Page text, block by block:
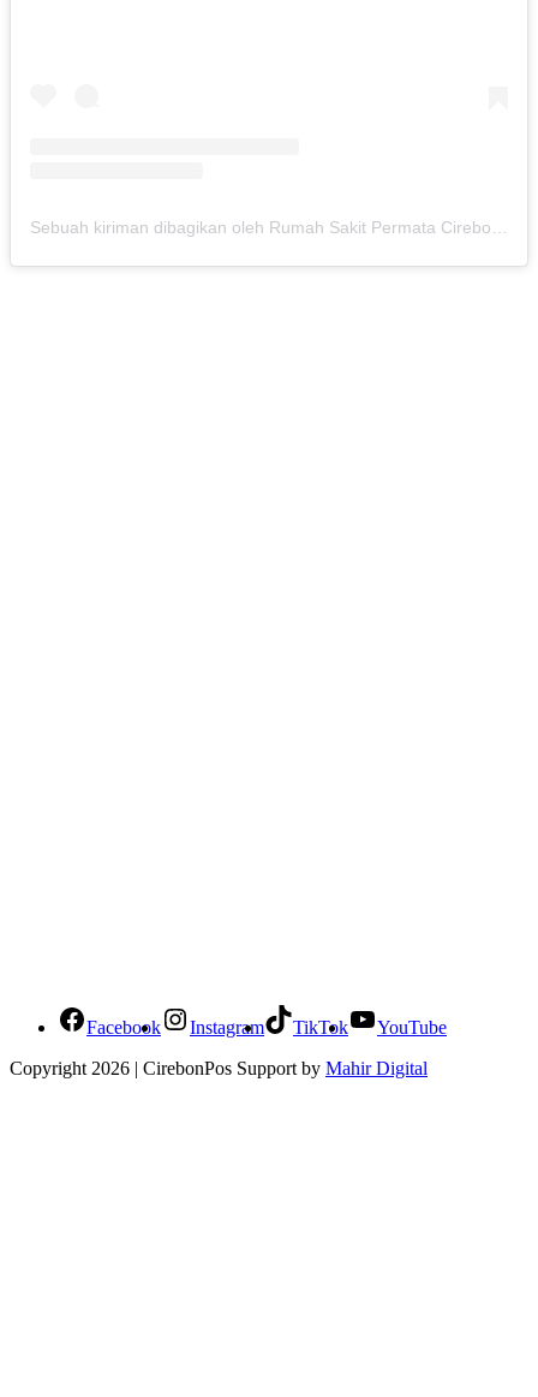
Facebook Instagram TikTok
YouTube
Copyright 2026 | CirebonPos Support by Mahir Digital